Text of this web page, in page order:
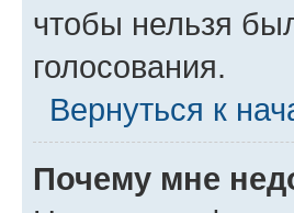
чтобы нельзя
голосования.
Вернуться к
Почему мне